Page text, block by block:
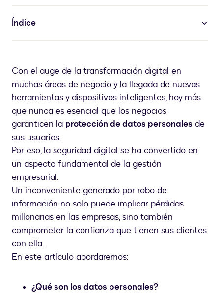
Índice
Con el auge de la transformación digital en
muchas áreas de negocio y la llegada de nuevas
herramientas y dispositivos inteligentes, hoy más
que nunca es esencial que los negocios
garanticen la protección de datos personales de
sus usuarios.
Por eso, la seguridad digital se ha convertido en
un aspecto fundamental de la gestión
empresarial.
Un inconveniente generado por robo de
información no solo puede implicar pérdidas
millonarias en las empresas, sino también
comprometer la confianza que tienen sus clientes
con ella.
En este artículo abordaremos:
¿Qué son los datos personales?